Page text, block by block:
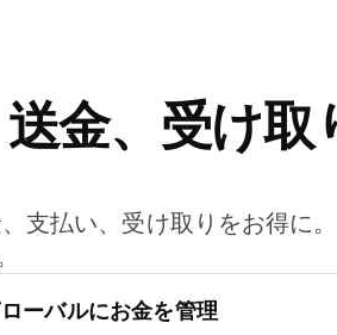
金、受け取
支払い、受け取りをお得に
ー⁠バ⁠ルにお金を管理